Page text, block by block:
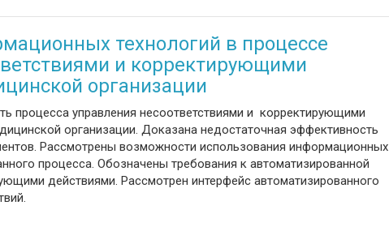
технологий в процессе
и корректирующими
организации
процесса управления несоответствиями и корректирующими
организации. Доказана недостаточная эффективность
Рассмотрены возможности использования информационных
процесса. Обозначены требования к автоматизированной
действиями. Рассмотрен интерфейс автоматизированного